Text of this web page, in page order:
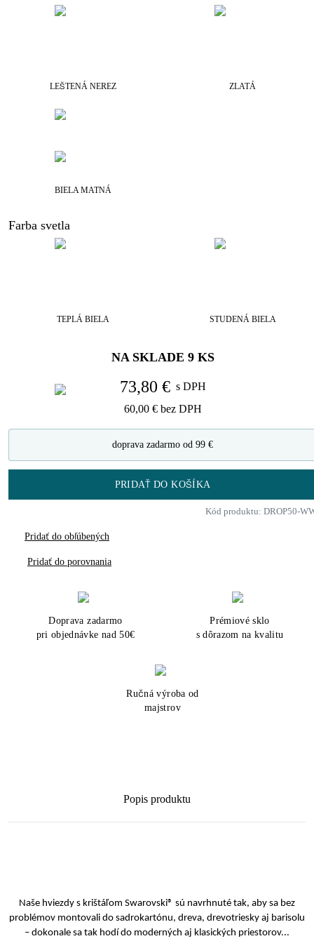
LEŠTENÁ NEREZ ZLATÁ
BIELA MATNÁ
Farba svetla
TEPLÁ BIELA STUDENÁ BIELA
NA SKLADE 9 KS
73,80 € s DPH
60,00 € bez DPH
doprava zadarmo od 99 €
PRIDAŤ DO KOŠÍKA
Kód produktu: DROP50-
Pridať do obľúbených
Pridať do porovnania
Doprava zadarmo
pri objednávke nad 50€
Prémiové sklo
s dôrazom na kvalitu
Ručná výroba od
majstrov
Popis produktu
Naše hviezdy s krištáľom Swarovski® sú navrhnuté tak, aby sa bez
problémov montovali do sadrokartónu, dreva, drevotriesky aj barisolu
– dokonale sa tak hodí do moderných aj klasických priestorov...